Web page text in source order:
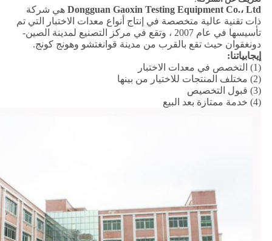
Dongguan Gaoxin Testing Equipment Co.، Ltdهي شركة
ذات تقنية عالية متخصصة في إنتاج أنواع معدات الاختبار التي تم
تأسيسها في عام 2007 ، وتقع في مركز التصنيع لمدينة الصين-
دونغقوان حيث تقع بالقرب من مدينة قوانغتشو وهونج كونج.
إيجابياتنا:
(1) التخصص في معدات الاختبار
(2) مختلف المنتجات للاختيار من بينها
(3) قبول التخصيص
(4) خدمة ممتازة بعد البيع